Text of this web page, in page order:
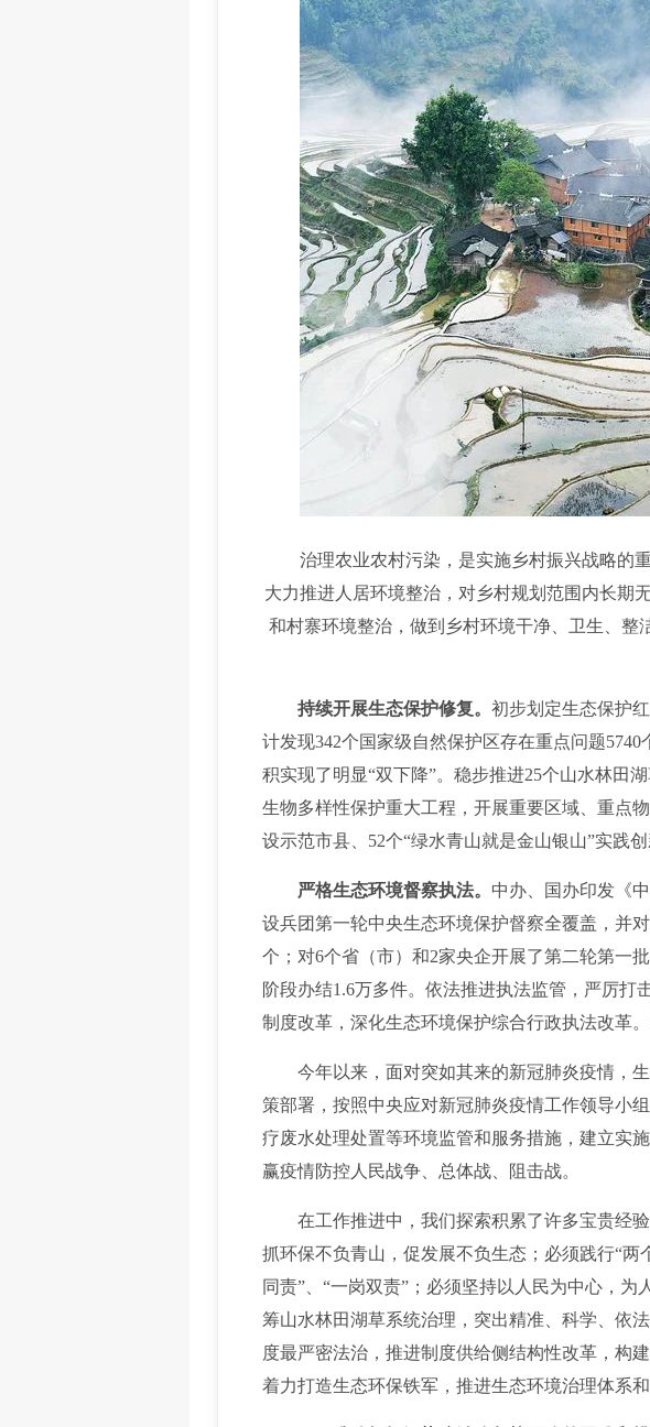
治理农业农村污染，是实施乡村振兴战略的重
大力推进人居环境整治，对乡村规划范围内长期
和村寨环境整治，做到乡村环境干净、卫生、整
持续开展生态保护修复。 初步划定生态保护
计发现342个国家级自然保护区存在重点问题
积实现了明显“双下降”。稳步推进25个山水林田
生物多样性保护重大工程，开展重要区域、重点
设示范市县、52个“绿水青山就是金山银山”实践
严格生态环境督察执法。 中办、国办印发《
设兵团第一轮中央生态环境保护督察全覆盖，并
个；对6个省（市）和2家央企开展了第二轮第一
阶段办结1.6万多件。依法推进执法监管，严厉
制度改革，深化生态环境保护综合行政执法改革
今年以来，面对突如其来的新冠肺炎疫情，生
策部署，按照中央应对新冠肺炎疫情工作领导小
疗废水处理处置等环境监管和服务措施，建立实
赢疫情防控人民战争、总体战、阻击战。
在工作推进中，我们探索积累了许多宝贵经验
抓环保不负青山，促发展不负生态；必须践行“
同责”、“一岗双责”；必须坚持以人民为中心，
筹山水林田湖草系统治理，突出精准、科学、依
度最严密法治，推进制度供给侧结构性改革，构
着力打造生态环保铁军，推进生态环境治理体系和